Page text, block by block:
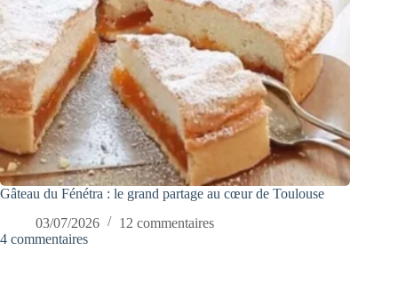
Gâteau du Fénétra : le grand partage au cœur de Toulouse
03/07/2026
12 commentaires
4 commentaires